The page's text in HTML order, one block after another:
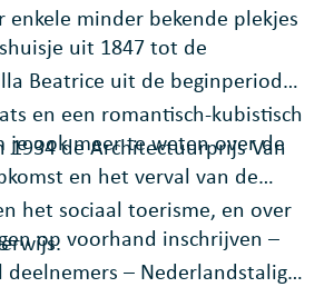
enkele minder bekende plekjes
uit 1847 tot de
Beatrice uit de beginperiode
en een romantisch-kubistisch
de Architectuurprijs Van
je ook meer te weten over de
en het verval van de
het sociaal toerisme, en over
op voorhand inschrijven –
– Nederlandstalige